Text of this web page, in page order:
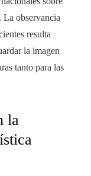
La observancia
resulta
la imagen
tanto para las
la